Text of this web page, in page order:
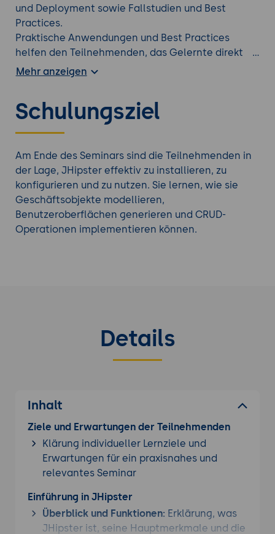
und Deployment sowie Fallstudien und Best
Practices.
Praktische Anwendungen und Best Practices
helfen den Teilnehmenden, das Gelernte direkt
umzusetzen und ihre Unternehmensanwendungen
Auf der Suche nach einer anderen
Mehr anzeigen
Schulungsziel
Am Ende des Seminars sind die Teilnehmenden in
der Lage, JHipster effektiv zu installieren, zu
konfigurieren und zu nutzen. Sie lernen, wie sie
Geschäftsobjekte modellieren,
Benutzeroberflächen generieren und CRUD-
Operationen implementieren können.
Details
Inhalt
Ziele und Erwartungen der Teilnehmenden
Klärung individueller Lernziele und
Erwartungen für ein praxisnahes und
relevantes Seminar
Einführung in JHipster
Überblick und Funktionen: Erklärung, was
JHipster ist, seine Hauptmerkmale und die